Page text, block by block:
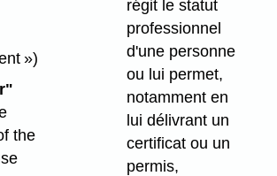
»)
the
régit le statut
professionnel
d'une personne
ou lui permet,
notamment en
lui délivrant un
certificat ou un
permis,